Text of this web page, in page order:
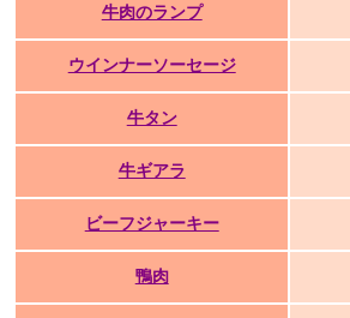
牛肉のランプ
ウインナーソーセージ
牛タン
牛ギアラ
ビーフジャーキー
鴨肉